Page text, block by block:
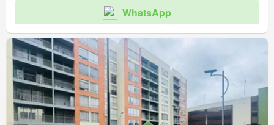
WhatsApp